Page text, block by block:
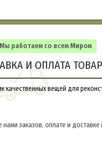
Мы работаем со всем Миром
И ОПЛАТА
вещей для
заказов, оплате и
ГЛАВНАЯ